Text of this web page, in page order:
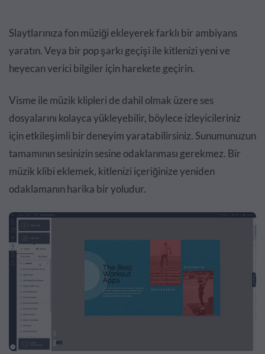
Slaytlarınıza fon müziği ekleyerek farklı bir ambiyans
yaratın. Veya bir pop şarkı geçişi ile kitlenizi yeni ve
heyecan verici bilgiler için harekete geçirin.
Visme ile müzik klipleri de dahil olmak üzere ses
dosyalarını kolayca yükleyebilir, böylece izleyicileriniz
için etkileşimli bir deneyim yaratabilirsiniz. Sunumunuzun
tamamının sesinizin sesine odaklanması gerekmez. Bir
müzik klibi eklemek, kitlenizi içeriğinize yeniden
odaklamanın harika bir yoludur.